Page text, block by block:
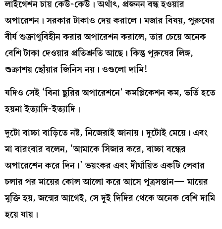
লাইগেশন চায় কেউ-কেউ। অর্থাৎ, প্রজনন বন্ধ হওয়ার
অপারেশন। সরকার টাকাও দেয় করালে। মজার বিষয়, পুরুষের
বীর্য শুক্রাণুবিহীন করার অপারেশন করালে, তার চেয়ে অনেক
বেশি টাকা দেওয়ার প্রতিশ্রুতি আছে। কিন্তু পুরুষের লিঙ্গ,
শুক্রাশয় ছোঁয়ার জিনিস নয়। ওগুলো দামি!
যদিও সেই ‘বিনা ছুরির অপারেশনে’ কমপ্লিকেশন কম, ভর্তি হতে
হয়না ইত্যাদি-ইত্যাদি।
দুটো বাচ্চা বাড়িতে নষ্ট, নিজেরাই জানায়। দুটোই মেয়ে। এবং
মা বারংবার বলেন, ‘আমাকে সিজার করে, বাচ্চা বন্ধের
অপারেশেন করে দিন।’ ভয়ংকর এবং দীর্ঘায়িত একটি লেবার
চলার পর মায়ের কোল আলো করে আসে পুত্রসন্তান— মায়ের
মুক্তি হয়, জন্মের আগেই, সে দুই দিদির থেকে অনেক বেশি দামি
হয়ে যায়।